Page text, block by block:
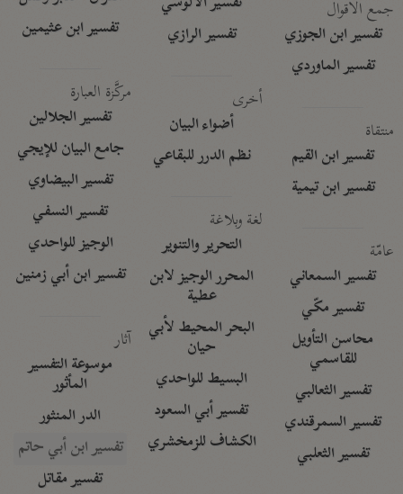
جمع الأقوال
تفسير ابن الجوزي
تفسير الماوردي
منتقاة
تفسير ابن القيم
تفسير ابن تيمية
عامّة
تفسير السمعاني
تفسير مكّي
محاسن التأويل
للقاسمي
تفسير الثعالبي
تفسير السمرقندي
تفسير الثعلبي
تفسير الرازي
أخرى
أضواء البيان
نظم الدرر للبقاعي
لغة وبلاغة
التحرير والتنوير
المحرر الوجيز لابن
عطية
البحر المحيط لأبي
حيان
البسيط للواحدي
تفسير أبي السعود
الكشاف للزمخشري
تفسير ابن عثيمين
مركَّزة العبارة
تفسير الجلالين
جامع البيان للإيجي
تفسير البيضاوي
تفسير النسفي
الوجيز للواحدي
تفسير ابن أبي زمنين
آثار
موسوعة التفسير
المأثور
الدر المنثور
تفسير ابن أبي حاتم
تفسير مقاتل